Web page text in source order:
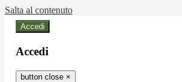
Salta al contenuto
Accedi
Accedi
button close ×